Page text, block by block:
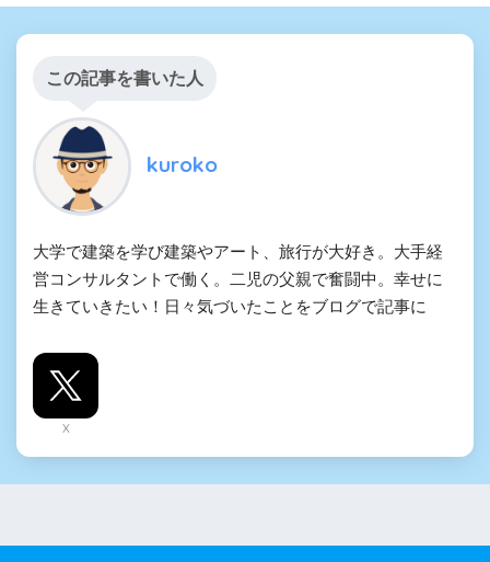
この記事を書いた人
kuroko
大学で建築を学び建築やアート、旅行が大好き。大手経
営コンサルタントで働く。二児の父親で奮闘中。幸せに
生きていきたい！日々気づいたことをブログで記事に
X